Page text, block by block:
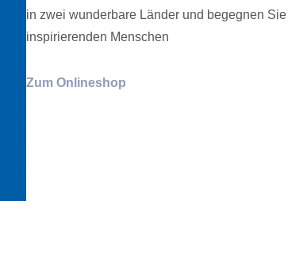
in zwei wunderbare Länder und begegnen Sie
inspirierenden Menschen
Zum Onlineshop